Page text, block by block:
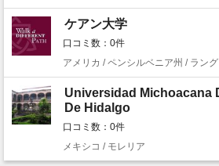
ケアン大学
口コミ数：0件
Universidad Michoacana
De Hidalgo
口コミ数：0件
メキシコ / モレリア